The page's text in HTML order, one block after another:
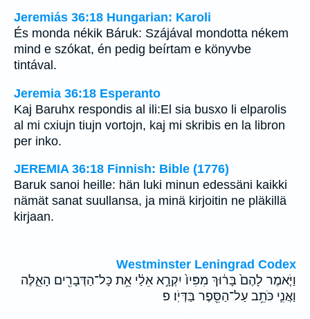
Jeremiás 36:18 Hungarian: Karoli
És monda nékik Báruk: Szájával mondotta nékem
mind e szókat, én pedig beírtam e könyvbe
tintával.
Jeremia 36:18 Esperanto
Kaj Baruhx respondis al ili:El sia busxo li elparolis
al mi cxiujn tiujn vortojn, kaj mi skribis en la libron
per inko.
JEREMIA 36:18 Finnish: Bible (1776)
Baruk sanoi heille: hän luki minun edessäni kaikki
nämät sanat suullansa, ja minä kirjoitin ne pläkillä
kirjaan.
Westminster Leningrad Codex
וַיֹּ֤אמֶר לָהֶם֙ בָּר֔וּךְ מִפִּיו֙ יִקְרָ֣א אֵלַ֔י אֵ֥ת כָּל־הַדְּבָרִ֖ים הָאֵ֑לֶּה
וַאֲנִ֛י כֹּתֵ֥ב עַל־הַסֵּ֖פֶר בַּדְּיֹֽו׃ פ